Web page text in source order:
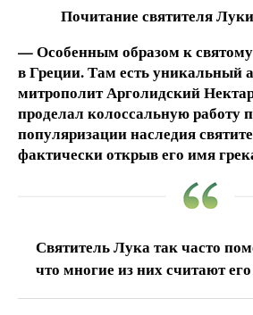
Почитание святителя
— Особенным образом к
в Греции. Там есть уникальный
митрополит Арголидский
проделал колоссальную работу
популяризации наследия
фактически открыв его имя
Святитель Лука так часто
что многие из них считают